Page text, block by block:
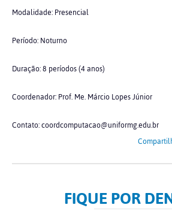
Modalidade: Presencial
Período: Noturno
Duração: 8 períodos (4 anos)
Coordenador: Prof. Me. Márcio Lopes Júnior
Contato: coordcomputacao@uniformg.edu.br
FIQUE POR